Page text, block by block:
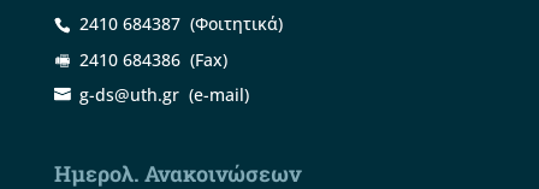
2410 684387(Φοιτητικά)
2410 684386(Fax)
g-ds@uth.gr(e-mail)
Ημερολ. Ανακοινώσεων